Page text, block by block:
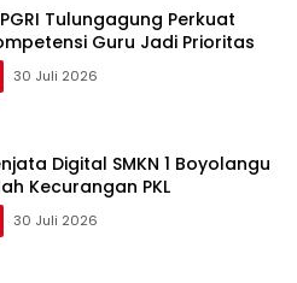
Tulungagung Perkuat
Guru Jadi Prioritas
30 Juli 2026
Digital SMKN 1 Boyolangu
Kecurangan PKL
30 Juli 2026